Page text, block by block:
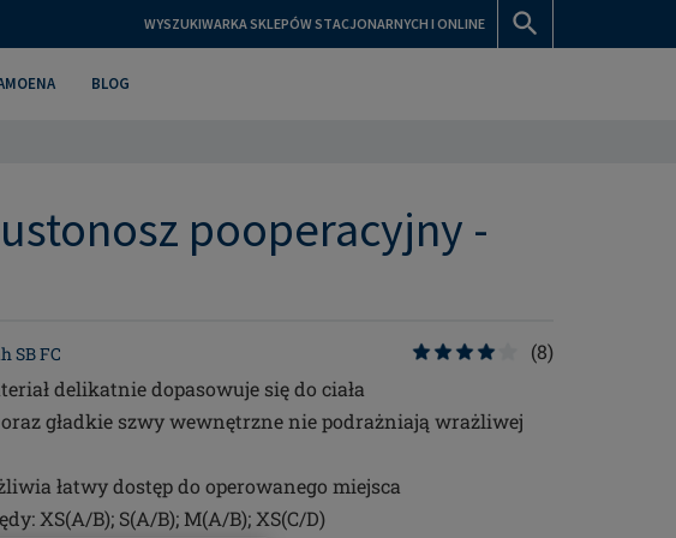
WYSZUKIWARKA SKLEPÓW STACJONARNYCH I ONLINE
BLOG
pooperacyjny -
SB FC
(8)
delikatnie dopasowuje się do ciała
gładkie szwy wewnętrzne nie podrażniają wrażliwej
łatwy dostęp do operowanego miejsca
XS(A/B); S(A/B); M(A/B); XS(C/D)